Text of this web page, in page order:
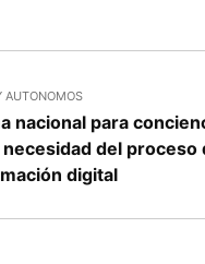
AUTONOMOS
nacional para
del proceso
digital